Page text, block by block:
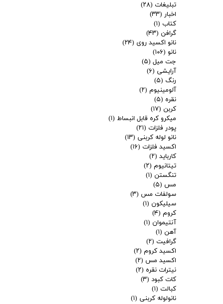
تبلیغات (۲۸)
اخبار (۳۳)
کتاب (۱)
گرافن (۴۳)
نانو اکسید روی (۲۴)
نانو (۱۰۶)
جت میل (۵)
آرایشی (۶)
رنگ (۵)
آلومینیوم (۲)
نقره (۵)
کربن (۱۷)
میکرو کره قابل انبساط (۱)
پودر فلزات (۲۱)
نانو لوله کربنی (۱۳)
اکسید فلزات (۱۶)
کارباید (۲)
تیتانیوم (۲)
تنگستن (۱)
مس (۵)
سولفات مس (۳)
سیلیکون (۱)
کروم (۴)
آنتیموان (۱)
آهن (۱)
گرافیت (۲)
اکسید کروم (۲)
اکسید مس (۲)
نیترات نقره (۲)
کات کبود (۳)
کبالت (۱)
نانولوله کربنی (۱)